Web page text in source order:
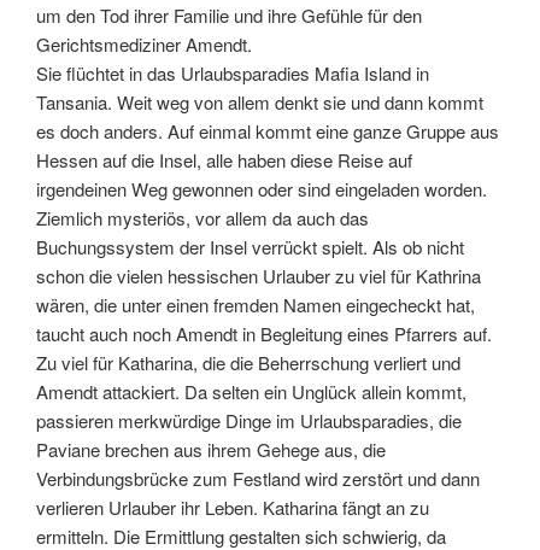
um den Tod ihrer Familie und ihre Gefühle für den
Gerichtsmediziner Amendt.
Sie flüchtet in das Urlaubsparadies Mafia Island in
Tansania. Weit weg von allem denkt sie und dann kommt
es doch anders. Auf einmal kommt eine ganze Gruppe aus
Hessen auf die Insel, alle haben diese Reise auf
irgendeinen Weg gewonnen oder sind eingeladen worden.
Ziemlich mysteriös, vor allem da auch das
Buchungssystem der Insel verrückt spielt. Als ob nicht
schon die vielen hessischen Urlauber zu viel für Kathrina
wären, die unter einen fremden Namen eingecheckt hat,
taucht auch noch Amendt in Begleitung eines Pfarrers auf.
Zu viel für Katharina, die die Beherrschung verliert und
Amendt attackiert. Da selten ein Unglück allein kommt,
passieren merkwürdige Dinge im Urlaubsparadies, die
Paviane brechen aus ihrem Gehege aus, die
Verbindungsbrücke zum Festland wird zerstört und dann
verlieren Urlauber ihr Leben. Katharina fängt an zu
ermitteln. Die Ermittlung gestalten sich schwierig, da